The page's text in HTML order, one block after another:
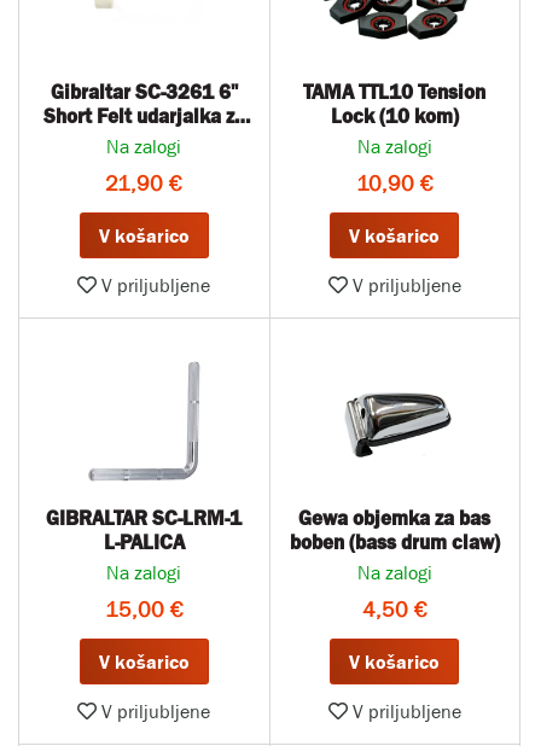
Gibraltar SC-3261 6"
Short Felt udarjalka za
bas boben
Na zalogi
21,90 €
V košarico
V priljubljene
TAMA TTL10 Tension
Lock (10 kom)
Na zalogi
10,90 €
V košarico
V priljubljene
GIBRALTAR SC-LRM-1
L-PALICA
Na zalogi
15,00 €
V košarico
V priljubljene
Gewa objemka za bas
boben (bass drum claw)
Na zalogi
4,50 €
V košarico
V priljubljene